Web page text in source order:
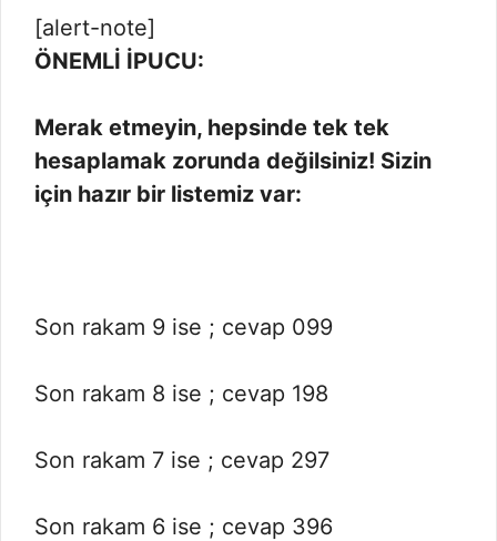
[alert-note]
ÖNEMLİ İPUCU:
Merak etmeyin, hepsinde tek tek
hesaplamak zorunda değilsiniz! Sizin
için hazır bir listemiz var:
Son rakam 9 ise ; cevap 099
Son rakam 8 ise ; cevap 198
Son rakam 7 ise ; cevap 297
Son rakam 6 ise ; cevap 396